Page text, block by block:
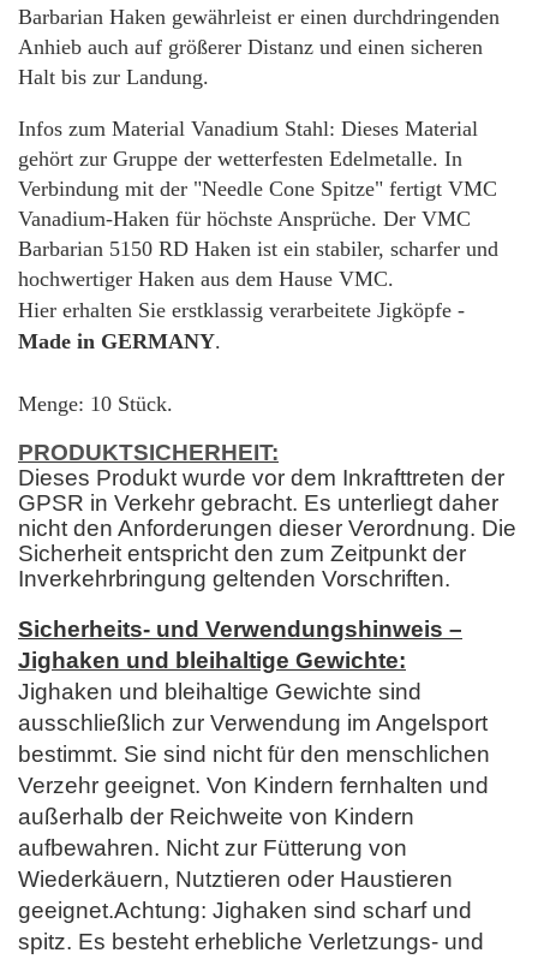
Barbarian Haken gewährleist er einen durchdringenden
Anhieb auch auf größerer Distanz und einen sicheren
Halt bis zur Landung.
Infos zum Material Vanadium Stahl: Dieses Material
gehört zur Gruppe der wetterfesten Edelmetalle. In
Verbindung mit der "Needle Cone Spitze" fertigt VMC
Vanadium-Haken für höchste Ansprüche. Der VMC
Barbarian 5150 RD Haken ist ein stabiler, scharfer und
hochwertiger Haken aus dem Hause VMC.
Hier erhalten Sie erstklassig verarbeitete Jigköpfe -
Made in GERMANY.
Menge: 10 Stück.
PRODUKTSICHERHEIT:
Dieses Produkt wurde vor dem Inkrafttreten der
GPSR in Verkehr gebracht. Es unterliegt daher
nicht den Anforderungen dieser Verordnung. Die
Sicherheit entspricht den zum Zeitpunkt der
Inverkehrbringung geltenden Vorschriften.
Sicherheits- und Verwendungshinweis –
Jighaken und bleihaltige Gewichte:
Jighaken und bleihaltige Gewichte sind
ausschließlich zur Verwendung im Angelsport
bestimmt. Sie sind nicht für den menschlichen
Verzehr geeignet. Von Kindern fernhalten und
außerhalb der Reichweite von Kindern
aufbewahren. Nicht zur Fütterung von
Wiederkäuern, Nutztieren oder Haustieren
geeignet.Achtung: Jighaken sind scharf und
spitz. Es besteht erhebliche Verletzungs- und